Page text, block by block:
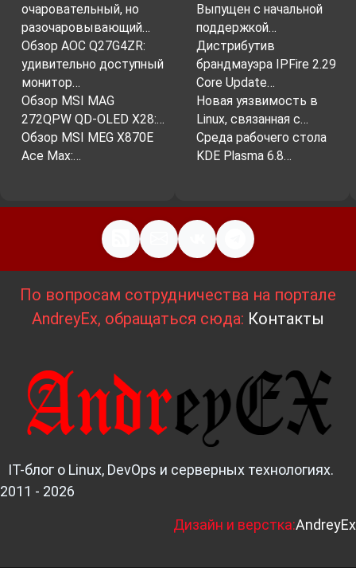
очаровательный, но
разочаровывающий…
Обзор AOC Q27G4ZR:
удивительно доступный
монитор…
Обзор MSI MAG
272QPW QD-OLED X28:…
Обзор MSI MEG X870E
Ace Max:…
Выпущен с начальной
поддержкой…
Дистрибутив
брандмауэра IPFire 2.29
Core Update…
Новая уязвимость в
Linux, связанная с…
Среда рабочего стола
KDE Plasma 6.8…
По вопросам сотрудничества на портале
AndreyEx, обращаться сюда: Контакты
IT-блог о Linux, DevOps и серверных технологиях.
2011 - 2026
Дизайн и верстка:AndreyEx